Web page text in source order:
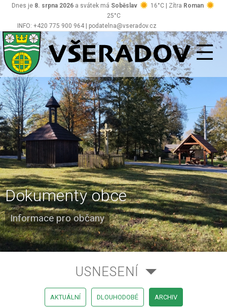
INFO: +420 775 900 964 | podatelna@vseradov.cz
Dnes je 8. srpna 2026 a svátek má Soběslav 16°C | Zítra Roman
25°C
Všeradov
Dokumenty obce
Informace pro občany
USNESENÍ
AKTUÁLNÍ DLOUHODOBÉ ARCHIV